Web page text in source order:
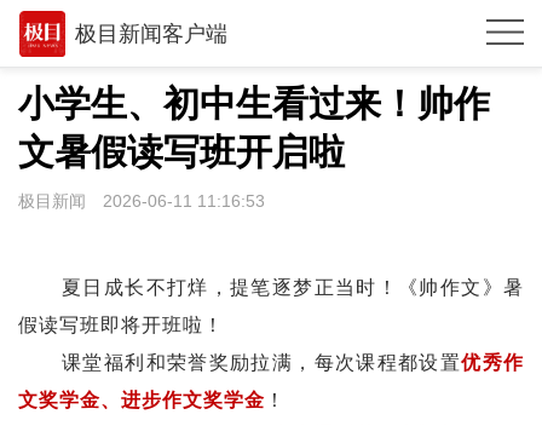
极目新闻客户端
推荐
体育
观点
湖北
武汉
世相
小学生、初中生看过来！帅作
文暑假读写班开启啦
极目新闻 2026-06-11 11:16:53
夏日成长不打烊，提笔逐梦正当时！《帅作文》暑
假读写班即将开班啦！
课堂福利和荣誉奖励拉满，每次课程都设置优秀作
文奖学金、进步作文奖学金 ！